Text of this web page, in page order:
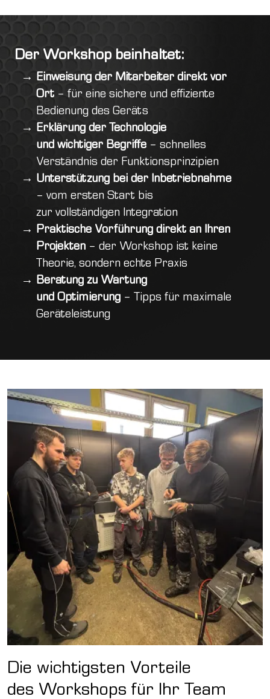
Der Workshop beinhaltet:
Einweisung der Mitarbeiter direkt vor
Ort – für eine sichere und effiziente
Bedienung des Geräts
Erklärung der Technologie
und wichtiger Begriffe – schnelles
Verständnis der Funktionsprinzipien
Unterstützung bei der Inbetriebnahme
– vom ersten Start bis
zur vollständigen Integration
Praktische Vorführung direkt an Ihren
Projekten – der Workshop ist keine
Theorie, sondern echte Praxis
Beratung zu Wartung
und Optimierung – Tipps für maximale
Geräteleistung
Die wichtigsten Vorteile
des Workshops für Ihr Team